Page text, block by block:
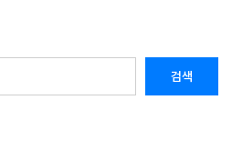
검색